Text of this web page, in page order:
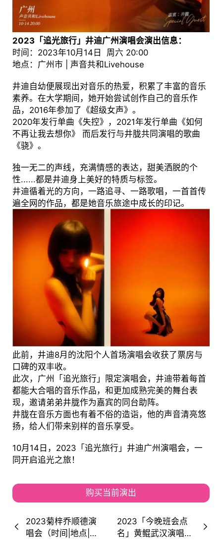
2023「追光旅行」井迪广州演唱会演出信息：
时间：2023年10月14日 周六 20:00
地点：广州市 | 声音共和Livehouse
井迪自幼便展现出对音乐的热爱，积累了丰富的音乐
素养。在大学期间，她开始尝试创作自己的音乐作
品，2016年参加了《超级女声》。
2020年发行单曲《失控》，2021年发行单曲《如何
不再让我去想你》 而后发行与井胧共同演唱的歌曲
《骁》。
独一无二的声线，充满情感的表达，甜美洒脱的个
性......都是井迪身上美好的特质与标签。
井迪循着光的方向，一路追寻、一路歌唱，一首首传
遍全网的作品，都是她音乐旅途中成长的印记。
此前，井迪8月的沈阳个人首场演唱会收获了票房与
口碑的双丰收。
此次，广州「追光旅行」限定演唱会，井迪带着每首
都能大合唱的音乐作品，和更加成熟完美的舞台表
现，邀请弟弟井胧作为嘉宾的同台助阵。
井胧在音乐方面也有着不俗的造诣，他的声音清亮悠
扬，给人们带来别样的音乐享受。
10月14日，2023「追光旅行」井迪广州演唱会，一
同开启追光之旅！
购买当前演出
2023菊梓乔顺德演
唱会（时间|地点|门
2023「今晚班会点
名」黄鲲武汉演唱会